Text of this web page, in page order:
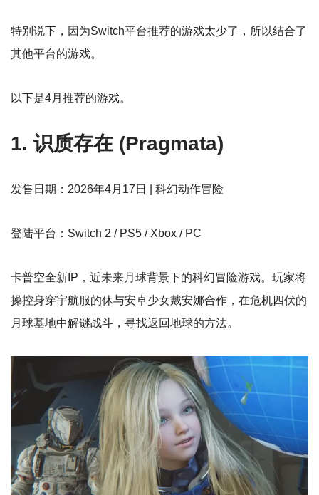
特别说下，因为Switch平台推荐的游戏太少了，所以结合了
其他平台的游戏。
以下是4月推荐的游戏。
1. 识质存在 (Pragmata)
发售日期：2026年4月17日 | 科幻动作冒险
登陆平台：Switch 2 / PS5 / Xbox / PC
卡普空全新IP，近未来月球背景下的科幻冒险游戏。玩家将
操控身穿宇航服的休与安卓少女戴安娜合作，在危机四伏的
月球基地中解谜战斗，寻找返回地球的方法。